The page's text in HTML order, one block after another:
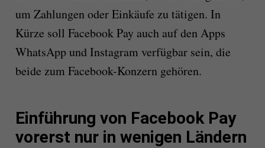
um Zahlungen oder Einkäufe zu tätigen. In
Kürze soll Facebook Pay auch auf den Apps
WhatsApp und Instagram verfügbar sein, die
beide zum Facebook-Konzern gehören.
Einführung von Facebook Pay
vorerst nur in wenigen Ländern